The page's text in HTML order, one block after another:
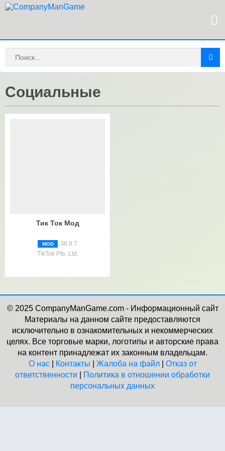
Социальные
Тик Ток Мод
MOD
38.9.7
TikTok Pte. Ltd.
© 2025 CompanyManGame.com - Информационный сайт
Материалы на данном сайте предоставляются
исключительно в ознакомительных и некоммерческих
целях. Все торговые марки, логотипы и авторские права
на контент принадлежат их законным владельцам.
О нас| Контакты Жалоба на файл| Отказ от
ответственности
Политика в отношении обработки
персональных данных